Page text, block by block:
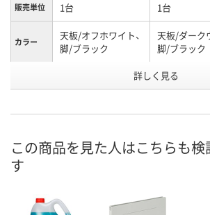
販売単位 1台 1台
カラー
天板/オフホワイト、
脚/ブラック
天板/ダーク
脚/ブラック
AJE6785
9月9日（水）
カゴへ
詳しく見る
この商品を見た人はこちらも
す